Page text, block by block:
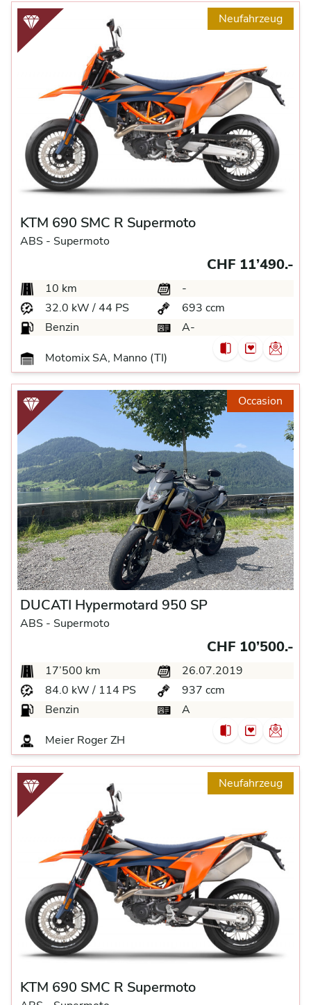
Neufahrzeug
KTM 690 SMC R Supermoto
ABS - Supermoto
CHF 11’490.-
10 km
-
32.0 kW / 44 PS
693 ccm
Benzin
A-
Motomix SA, Manno (TI)
Occasion
DUCATI Hypermotard 950 SP
ABS - Supermoto
CHF 10’500.-
17’500 km
26.07.2019
84.0 kW / 114 PS
937 ccm
Benzin
A
Meier Roger ZH
Neufahrzeug
KTM 690 SMC R Supermoto